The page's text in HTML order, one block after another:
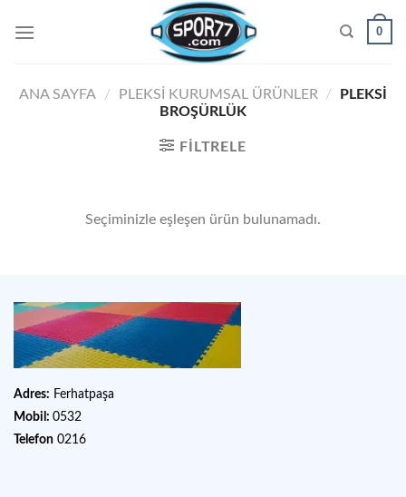
0
ANA SAYFA / PLEKSI KURUMSAL ÜRÜNLER /
PLEKSI
BROŞÜRLÜK
FILTRELE
Seçiminizle eşleşen ürün bulunamadı.
Adres: Ferhatpaşa
Mobil: 0532
Telefon 0216